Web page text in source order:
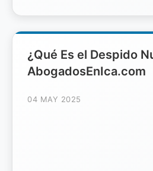
¿Qué Es el Despido
AbogadosEnIca.com
04 MAY 2025